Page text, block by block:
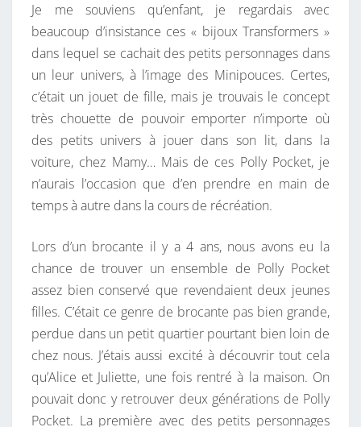
’
A
V
A
N
T
E
T
C
E
L
E
S
D
’
A
U
J
Je me souviens qu’enfant, je regardais avec
beaucoup d’insistance ces « bijoux Transformers »
dans lequel se cachait des petits personnages dans
un leur univers, à l’image des Minipouces. Certes,
c’était un jouet de fille, mais je trouvais le concept
très chouette de pouvoir emporter n’importe où
des petits univers à jouer dans son lit, dans la
voiture, chez Mamy… Mais de ces Polly Pocket, je
n’aurais l’occasion que d’en prendre en main de
temps à autre dans la cours de récréation.
Lors d’un brocante il y a 4 ans, nous avons eu la
chance de trouver un ensemble de Polly Pocket
assez bien conservé que revendaient deux jeunes
filles. C’était ce genre de brocante pas bien grande,
perdue dans un petit quartier pourtant bien loin de
chez nous. J’étais aussi excité à découvrir tout cela
qu’Alice et Juliette, une fois rentré à la maison. On
pouvait donc y retrouver deux générations de Polly
Pocket. La première avec des petits personnages